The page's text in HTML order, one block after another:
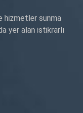
hizmetler sunma
yer alan istikrarlı